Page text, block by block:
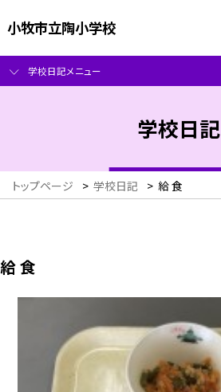
小牧市立陶小学校
学校日記メニュー
学校日記
トップページ > 学校日記 > 給 食
給 食